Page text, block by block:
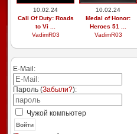
10.02.24
Call Of Duty: Roads
to Vi ...
VadimR03
10.02.24
Medal of Honor:
Heroes 51 ...
VadimR03
E-Mail:
Пароль (Забыли?):
Чужой компьютер
Войти